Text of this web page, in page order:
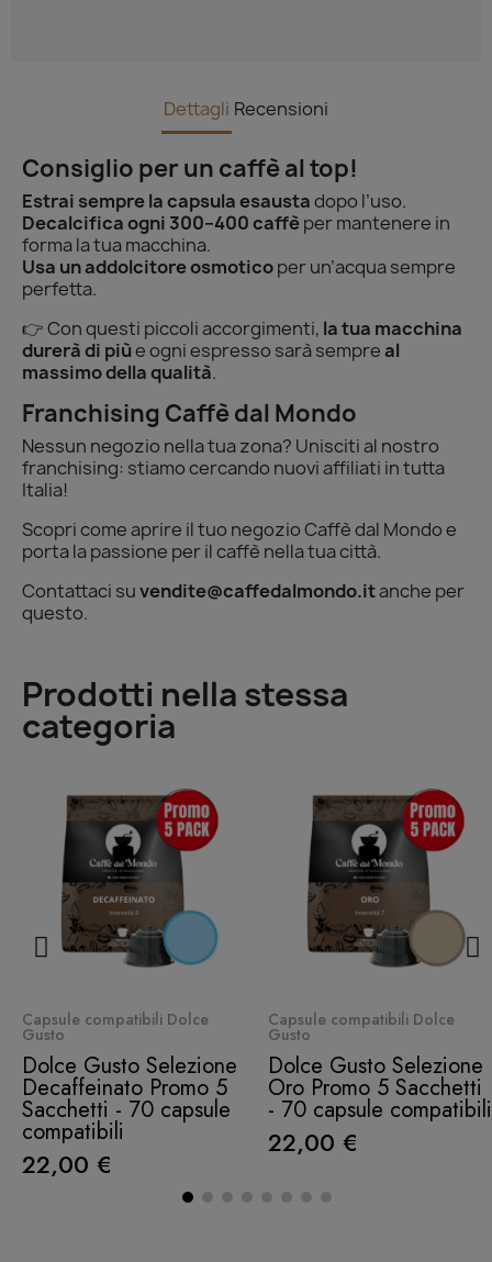
Dettagli Recensioni
Consiglio per un caffè al top!
Estrai sempre la capsula esaustadopo l’uso.
Decalcifica ogni 300–400 caffèper mantenere in
forma la tua macchina.
Usa un addolcitore osmoticoper un’acqua sempre
perfetta.
👉 Con questi piccoli accorgimenti, la tua macchina
durerà di piùe ogni espresso sarà sempreal
massimo della qualità.
Franchising Caffè dal Mondo
Nessun negozio nella tua zona? Unisciti al nostro
franchising: stiamo cercando nuovi affiliati in tutta
Italia!
Scopri come aprire il tuo negozio Caffè dal Mondo e
porta la passione per il caffè nella tua città.
Contattaci suvendite@caffedalmondo.itanche per
questo.
Prodotti nella stessa
categoria
Quick View
Capsule compatibili Dolce
Gusto
Dolce Gusto Selezione
Decaffeinato Promo 5
Sacchetti - 70 capsule
compatibili
22,00 €
Quick View
Capsule compatibili Dolce
Gusto
Dolce Gusto Selezione
Oro Promo 5 Sacchetti
- 70 capsule compatibili
22,00 €